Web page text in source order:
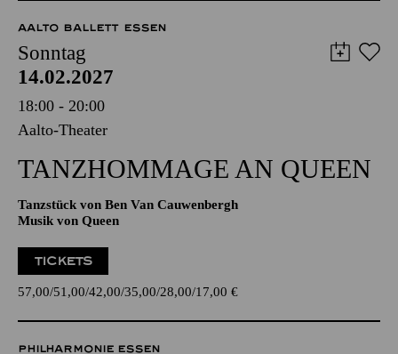
8,00 €
AALTO BALLETT ESSEN
Sonntag
14.02.2027
18:00 - 20:00
TANZ­HOMMAGE AN QUEEN
Tanzstück von Ben Van Cauwenbergh
Musik von Queen
57,00 51,00 42,00 35,00